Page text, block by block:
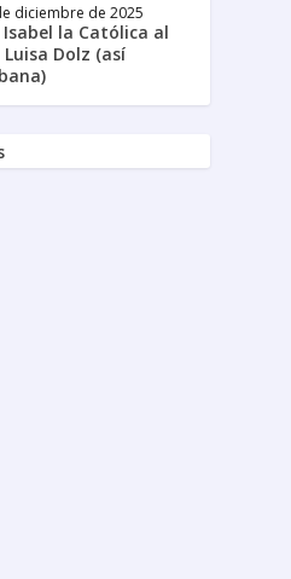
diciembre de 2025
Isabel la Católica al
Dolz (así